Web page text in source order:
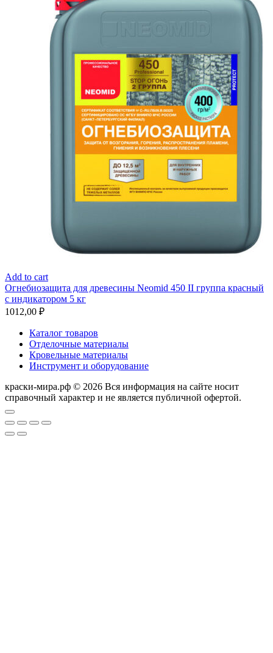
Add to cart
Огнебиозащита для древесины Neomid 450 II группа красный
с индикатором 5 кг
1012,00 ₽
Каталог товаров
Отделочные материалы
Кровельные материалы
Инструмент и оборудование
краски-мира.рф © 2026 Вся информация на сайте носит
справочный характер и не является публичной офертой.